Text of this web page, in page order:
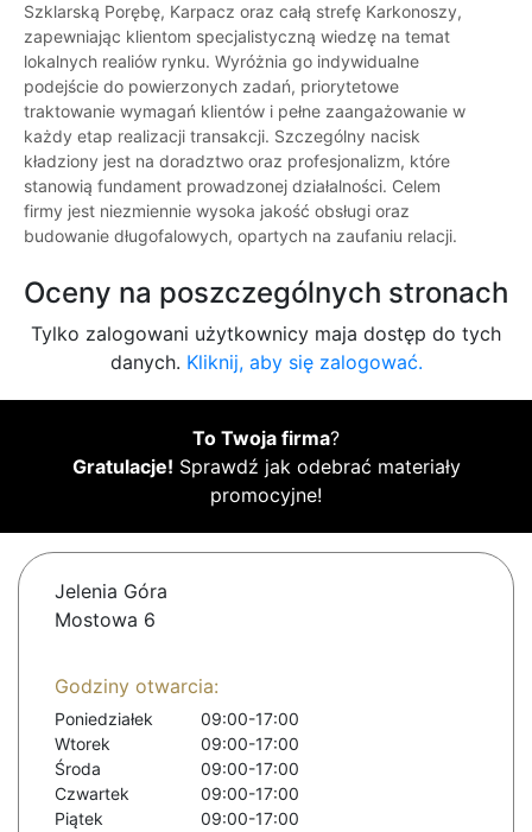
Szklarską Porębę, Karpacz oraz całą strefę Karkonoszy,
zapewniając klientom specjalistyczną wiedzę na temat
lokalnych realiów rynku. Wyróżnia go indywidualne
podejście do powierzonych zadań, priorytetowe
traktowanie wymagań klientów i pełne zaangażowanie w
każdy etap realizacji transakcji. Szczególny nacisk
kładziony jest na doradztwo oraz profesjonalizm, które
stanowią fundament prowadzonej działalności. Celem
firmy jest niezmiennie wysoka jakość obsługi oraz
budowanie długofalowych, opartych na zaufaniu relacji.
Oceny na poszczególnych stronach
Tylko zalogowani użytkownicy maja dostęp do tych
danych. Kliknij, aby się zalogować.
To Twoja firma?
Gratulacje! Sprawdź jak odebrać materiały
promocyjne!
Jelenia Góra
Mostowa 6
Godziny otwarcia:
Poniedziałek
09:00-17:00
Wtorek
09:00-17:00
Środa
09:00-17:00
Czwartek
09:00-17:00
Piątek
09:00-17:00